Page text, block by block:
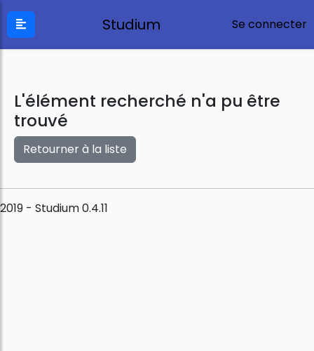
Studium Se connecter
L'élément recherché n'a pu être
trouvé
Retourner à la liste
2019 - Studium 0.4.11